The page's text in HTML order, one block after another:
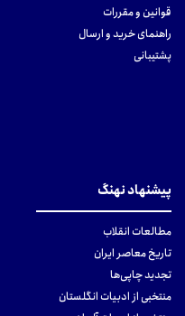
قوانین و مقررات
راهنمای خرید و ارسال
پشتیبانی
پیشنهاد نهنگ
مطالعات انقلاب
تاریخ معاصر ایران
تجدید چاپی‌ها
منتخبی از ادبیات انگلستان